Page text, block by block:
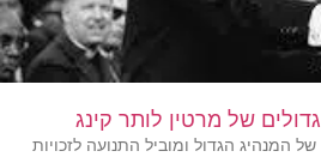
של מרטין לותר קינג
המנהיג הגדול ומוביל התנועה לזכויות